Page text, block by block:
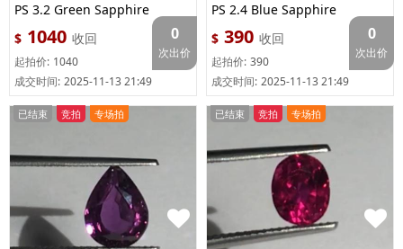
PS 3.2 Green Sapphire
$ 1040 收回
起拍价: 1040
成交时间: 2025-11-13 21:49
0
次出价
PS 2.4 Blue Sapphire
$ 390 收回
起拍价: 390
成交时间: 2025-11-13 21:49
0
次出价
已结束 竞拍 专场拍 已结束 竞拍 专场拍